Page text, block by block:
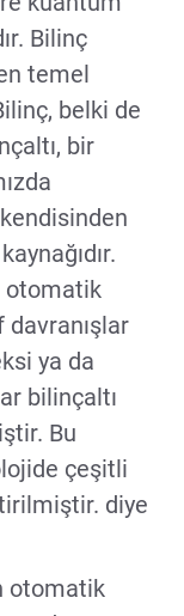
Bilinç
temel
belki de
bir
otomatik
ya da
bilinçaltı
Bu
çeşitli
diye
otomatik